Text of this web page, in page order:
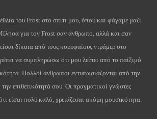
του Frost στο σπίτι μου, όπου και φάγαμε μαζί
για τον Frost σαν άνθρωπο, αλλά και σαν
δίκαια από τους κορυφαίους ντράμερ στο
να συμπληρώσω ότι μου λείπει από το παίξιμό
Πολλοί άνθρωποι εντυπωσιάζονται από την
επιθετικότητά σου. Οι πραγματικοί γνώστες
είσαι πολύ καλό, χρειάζεσαι ακόμη μουσικότητα.